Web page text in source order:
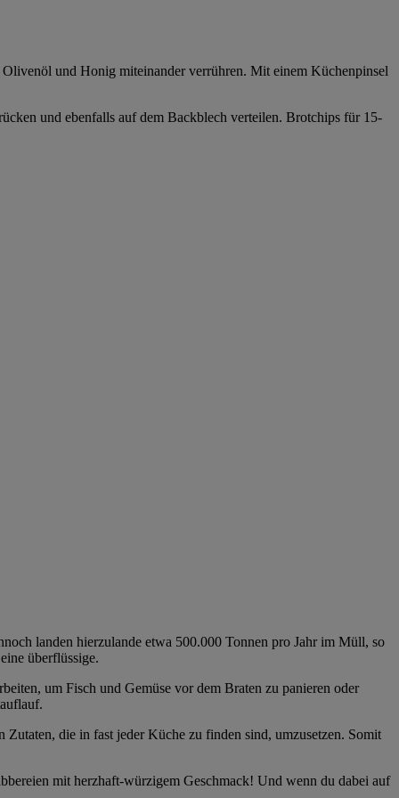
und Honig miteinander verrühren. Mit einem Küchenpinsel
und ebenfalls auf dem Backblech verteilen. Brotchips für 15-
landen hierzulande etwa 500.000 Tonnen pro Jahr im Müll, so
überflüssige.
um Fisch und Gemüse vor dem Braten zu panieren oder
die in fast jeder Küche zu finden sind, umzusetzen. Somit
mit herzhaft-würzigem Geschmack! Und wenn du dabei auf